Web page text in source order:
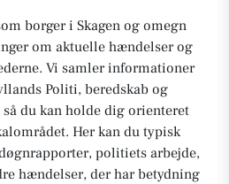
borger i Skagen og omegn
om aktuelle hændelser og
Vi samler informationer
Politi, beredskab og
du kan holde dig orienteret
Her kan du typisk
politiets arbejde,
hændelser, der har betydning